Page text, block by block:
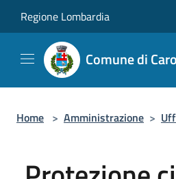
Regione Lombardia
Comune di
Home > Amministrazione >